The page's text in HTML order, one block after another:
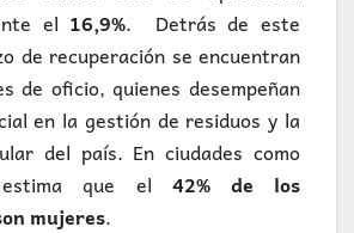
el 16,9%. Detrás de este
de recuperación se encuentran
de oficio, quienes desempeñan
en la gestión de residuos y la
del país. En ciudades como
que el 42% de los
mujeres.